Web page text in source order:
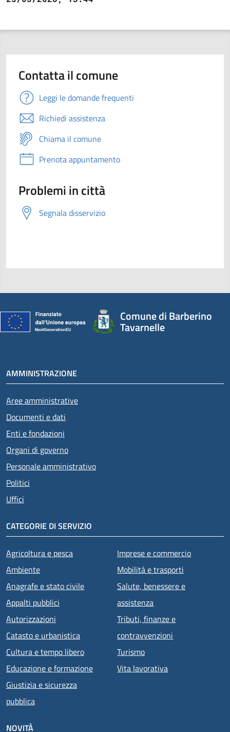
Contatta il comune
Leggi le domande frequenti
Richiedi assistenza
Chiama il comune
Prenota appuntamento
Problemi in città
Segnala disservizio
Comune di Barberino
Tavarnelle
AMMINISTRAZIONE
Aree amministrative
Documenti e dati
Enti e fondazioni
Organi di governo
Personale amministrativo
Politici
Uffici
CATEGORIE DI SERVIZIO
Agricoltura e pesca
Ambiente
Anagrafe e stato civile
Appalti pubblici
Autorizzazioni
Catasto e urbanistica
Cultura e tempo libero
Educazione e formazione
Giustizia e sicurezza
pubblica
Imprese e commercio
Mobilità e trasporti
Salute, benessere e
assistenza
Tributi, finanze e
contravvenzioni
Turismo
Vita lavorativa
NOVITÀ